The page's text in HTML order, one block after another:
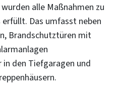
alle Maßnahmen zu
Das umfasst neben
Brandschutztüren mit
den Tiefgaragen und